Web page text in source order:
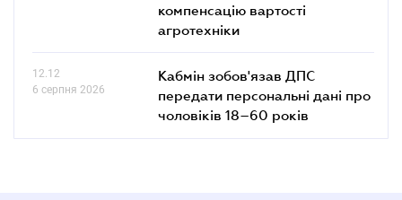
компенсацію вартості
агротехніки
12.12
6 серпня 2026
Кабмін зобов'язав ДПС
передати персональні дані про
чоловіків 18–60 років